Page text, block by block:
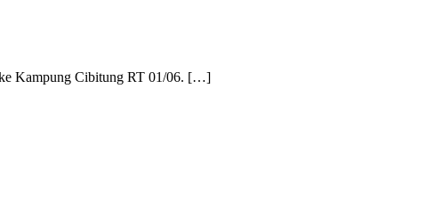
ke Kampung Cibitung RT 01/06. […]